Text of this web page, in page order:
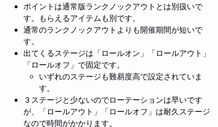
ポイントは通常版ランクノックアウトとは別扱いで
す。もらえるアイテムも別です。
通常のランクノックアウトよりも開催期間が短いで
す。
出てくるステージは「ロールオン」「ロールアウト」
「ロールオフ」で固定です。
いずれのステージも難易度高で設定されていま
す。
３ステージと少ないのでローテーションは早いです
が、「ロールアウト」「ロールオフ」は耐久ステージ
なので時間がかかります。